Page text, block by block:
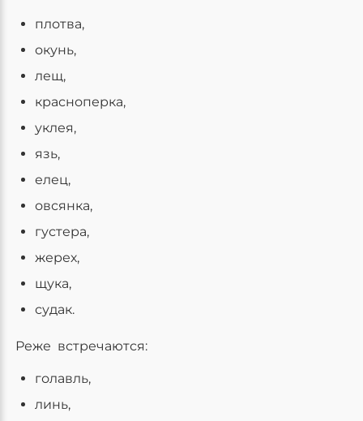
плотва,
окунь,
лещ,
красноперка,
уклея,
язь,
елец,
овсянка,
густера,
жерех,
щука,
судак.
Реже встречаются:
голавль,
линь,